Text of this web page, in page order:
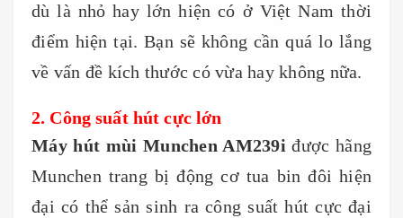
dù là nhỏ hay lớn hiện có ở Việt Nam thời
điểm hiện tại. Bạn sẽ không cần quá lo lắng
về vấn đề kích thước có vừa hay không nữa.
2. Công suất hút cực lớn
Máy hút mùi Munchen AM239i được hãng
Munchen trang bị động cơ tua bin đôi hiện
đại có thể sản sinh ra công suất hút cực đại